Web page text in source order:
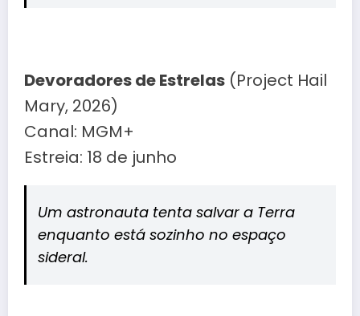
Devoradores de Estrelas (Project Hail
Mary, 2026)
Canal: MGM+
Estreia: 18 de junho
Um astronauta tenta salvar a Terra
enquanto está sozinho no espaço
sideral.